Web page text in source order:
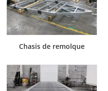
Chasis de remolque